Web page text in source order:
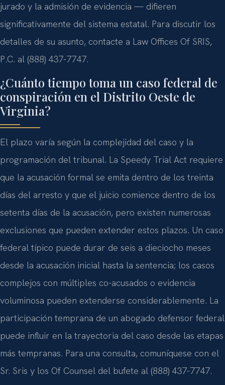
jurado y la admisión de evidencia — difieren
significativamente del sistema estatal. Para discutir los
detalles de su asunto, contacte a Law Offices Of SRIS,
P.C. al (888) 437-7747.
¿Cuánto tiempo toma un caso federal de
conspiración en el Distrito Oeste de
Virginia?
El plazo varía según la complejidad del caso y la
programación del tribunal. La Speedy Trial Act requiere
que la acusación formal se emita dentro de los treinta
días del arresto y que el juicio comience dentro de los
setenta días de la acusación, pero existen numerosas
exclusiones que pueden extender estos plazos. Un caso
federal típico puede durar de seis a dieciocho meses
desde la acusación inicial hasta la sentencia; los casos
complejos con múltiples co-acusados o evidencia
voluminosa pueden extenderse considerablemente. La
participación temprana de un abogado defensor federal
puede influir en la trayectoria del caso desde las etapas
más tempranas. Para una consulta, comuníquese con el
Sr. Sris y los Of Counsel del bufete al (888) 437-7747.